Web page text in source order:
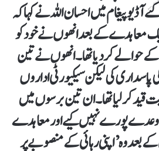
آڈیو پیغام میں احسان اللہ نے کہا کہ
2017 کو ایک معاہدے کے بعد انھوں نے خود کو
حوالے کر دیا تھا۔ انھوں نے تین
کی لیکن سیکیورٹی اداروں
کر لیا تھا۔ ان تین برسوں میں
وعدے پورے نہیں کیے اور معاہدے
وہ ’اپنی رہائی کے منصوبے پر